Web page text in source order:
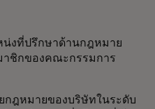
น่งที่ปรึกษาด้านกฎหมาย
าชิกของคณะกรรมการ
ฎหมายของบริษัทในระดับ